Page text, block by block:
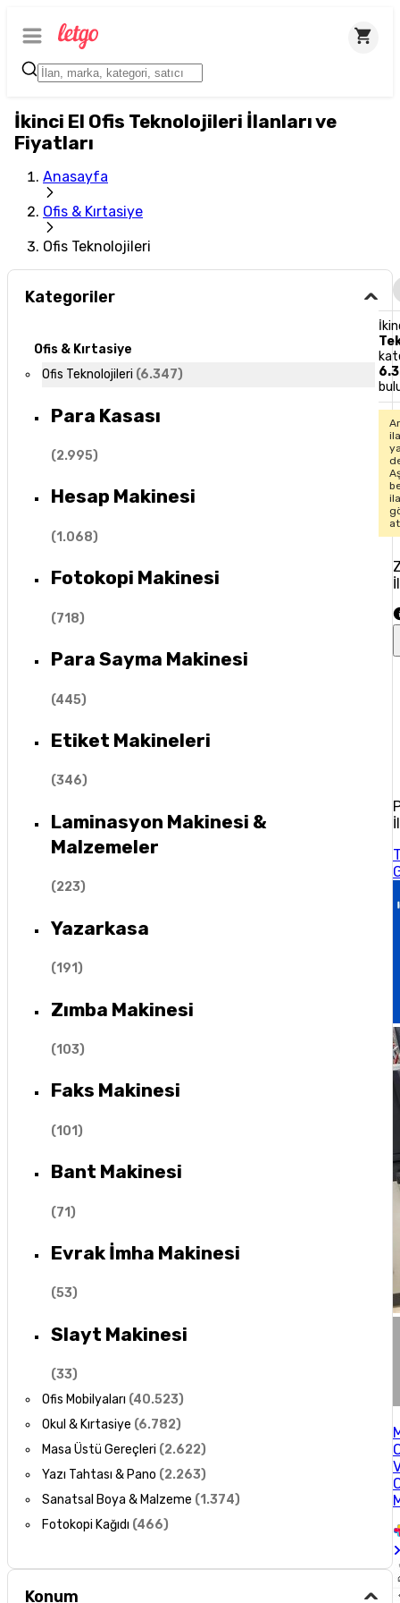
İkinci El Ofis Teknolojileri İlanları ve
Fiyatları
Anasayfa
Ofis & Kırtasiye
Ofis Teknolojileri
Kategoriler
Ofis & Kırtasiye
Ofis Teknolojileri (6.347)
Para Kasası
(2.995)
Hesap Makinesi
(1.068)
Fotokopi Makinesi
(718)
Para Sayma Makinesi
(445)
Etiket Makineleri
(346)
Laminasyon Makinesi &
Malzemeler
(223)
Yazarkasa
(191)
Zımba Makinesi
(103)
Faks Makinesi
(101)
Bant Makinesi
(71)
Evrak İmha Makinesi
(53)
Slayt Makinesi
(33)
Ofis Mobilyaları (40.523)
Okul & Kırtasiye (6.782)
Masa Üstü Gereçleri (2.622)
Yazı Tahtası & Pano (2.263)
Sanatsal Boya & Malzeme (1.374)
Fotokopi Kağıdı (466)
Konum